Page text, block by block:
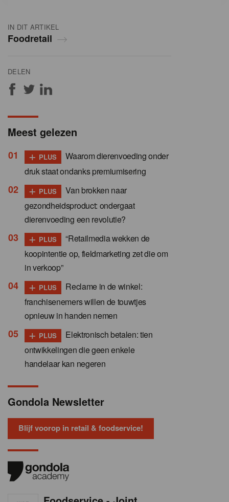
IN DIT ARTIKEL
Foodretail
DELEN
Meest gelezen
+ PLUS
Waarom dierenvoeding onder
druk staat ondanks premiumisering
+ PLUS
Van brokken naar
gezondheidsproduct: ondergaat
dierenvoeding een revolutie?
+ PLUS
“Retailmedia wekken de
koopintentie op, fieldmarketing zet die om
in verkoop”
+ PLUS
Reclame in de winkel:
franchisenemers willen de touwtjes
opnieuw in handen nemen
+ PLUS
Elektronisch betalen: tien
ontwikkelingen die geen enkele
handelaar kan negeren
Gondola Newsletter
Blijf voorop in retail & foodservice!